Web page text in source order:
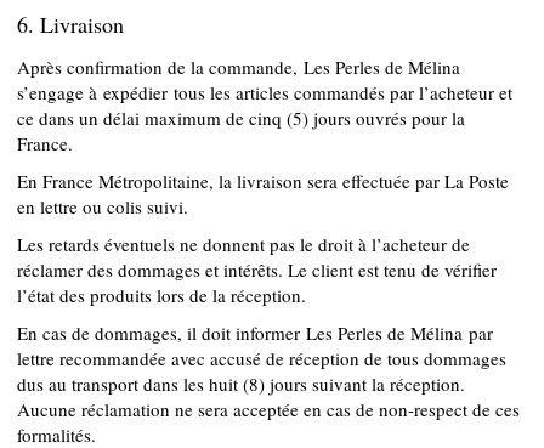
6. Livraison
Après confirmation de la commande, Les Perles de Mélina
s’engage à expédier tous les articles commandés par l’acheteur et
ce dans un délai maximum de cinq (5) jours ouvrés pour la
France.
En France Métropolitaine, la livraison sera effectuée par La Poste
en lettre ou colis suivi.
Les retards éventuels ne donnent pas le droit à l’acheteur de
réclamer des dommages et intérêts. Le client est tenu de vérifier
l’état des produits lors de la réception.
En cas de dommages, il doit informer Les Perles de Mélina par
lettre recommandée avec accusé de réception de tous dommages
dus au transport dans les huit (8) jours suivant la réception.
Aucune réclamation ne sera acceptée en cas de non-respect de ces
formalités.